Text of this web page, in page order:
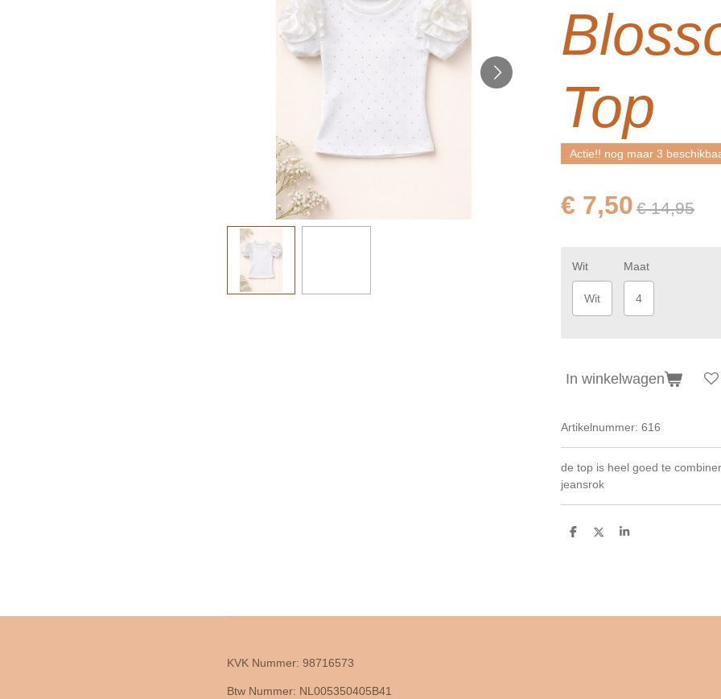
Top
Actie!! nog maar 3
€ 7,50 € 14,95
Wit
Wit
Maat
4
In winkelwagen
Artikelnummer: 616
de top is heel goed te
jeansrok
D
D
S
KVK Nummer: 98716573
Btw Nummer: NL005350405B41